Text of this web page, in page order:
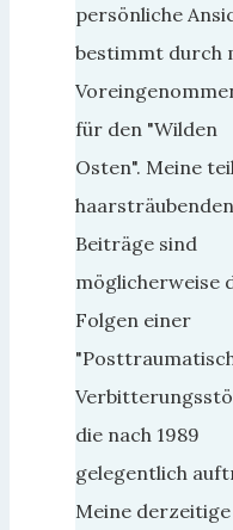
persönliche
bestimmt durch
für den "Wilden
Osten". Meine
haarsträubenden
Beiträge sind
möglicherweise
Folgen einer
die nach 1989
gelegentlich
Meine derzeitige